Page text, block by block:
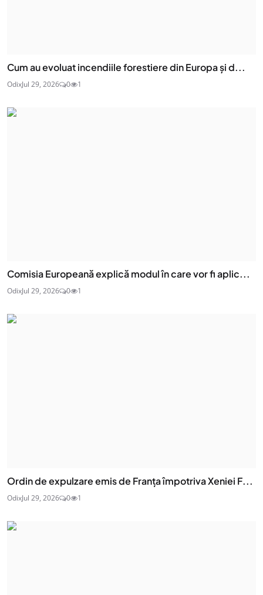
Cum au evoluat incendiile forestiere din Europa și d...
OdixJul 29, 2026 0 1
Comisia Europeană explică modul în care vor fi aplic...
OdixJul 29, 2026 0 1
Ordin de expulzare emis de Franța împotriva Xeniei F...
OdixJul 29, 2026 0 1